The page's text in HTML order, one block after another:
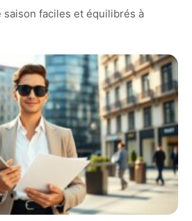
saison faciles et équilibrés à